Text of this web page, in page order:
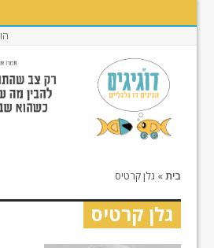
בית» גלן קרטיס
גלן קרטיס